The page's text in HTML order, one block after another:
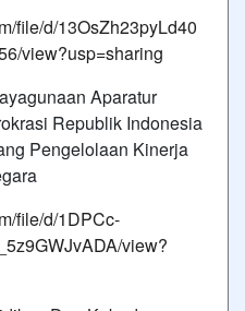
file/d/13OsZh23pyLd40
view?usp=sharing
Aparatur
Republik Indonesia
Pengelolaan Kinerja
file/d/1DPCc-
view?